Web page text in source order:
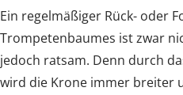
Ein regelmäßiger Rück- oder
Trompetenbaumes ist zwar
jedoch ratsam. Denn durch
wird die Krone immer breiter